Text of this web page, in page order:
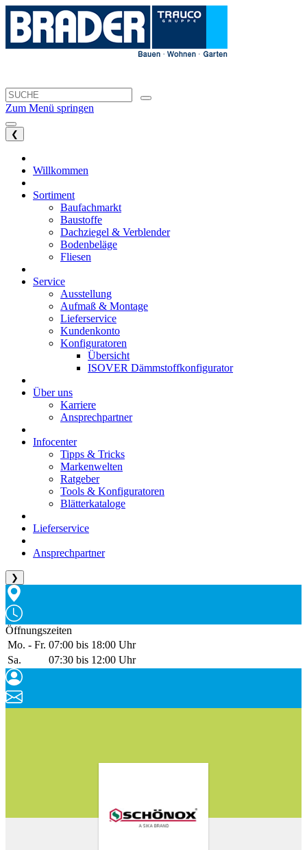
Zum Menü springen
❮
Willkommen
Sortiment
Baufachmarkt
Baustoffe
Dachziegel & Verblender
Bodenbeläge
Fliesen
Service
Ausstellung
Aufmaß & Montage
Lieferservice
Kundenkonto
Konfiguratoren
Übersicht
ISOVER Dämmstoffkonfigurator
Über uns
Karriere
Ansprechpartner
Infocenter
Tipps & Tricks
Markenwelten
Ratgeber
Tools & Konfiguratoren
Blätterkataloge
Lieferservice
Ansprechpartner
❯
Öffnungszeiten
Mo. - Fr. 07:00 bis 18:00 Uhr
Sa.
07:30 bis 12:00 Uhr